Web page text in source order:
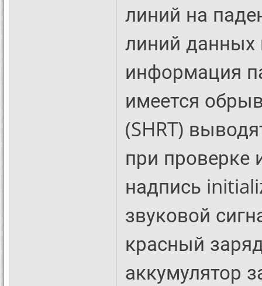
линий на
линий данных
информация
имеется
(SHRT)
при проверке
надпись
звуковой
красный
аккумулятор